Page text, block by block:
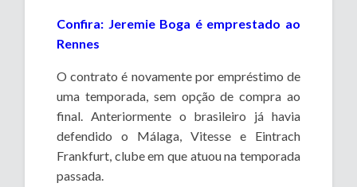
Confira: Jeremie Boga é emprestado ao
Rennes
O contrato é novamente por empréstimo de
uma temporada, sem opção de compra ao
final. Anteriormente o brasileiro já havia
defendido o Málaga, Vitesse e Eintrach
Frankfurt, clube em que atuou na temporada
passada.